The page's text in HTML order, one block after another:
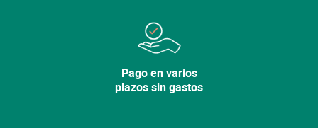
Pago en varios
plazos sin gastos